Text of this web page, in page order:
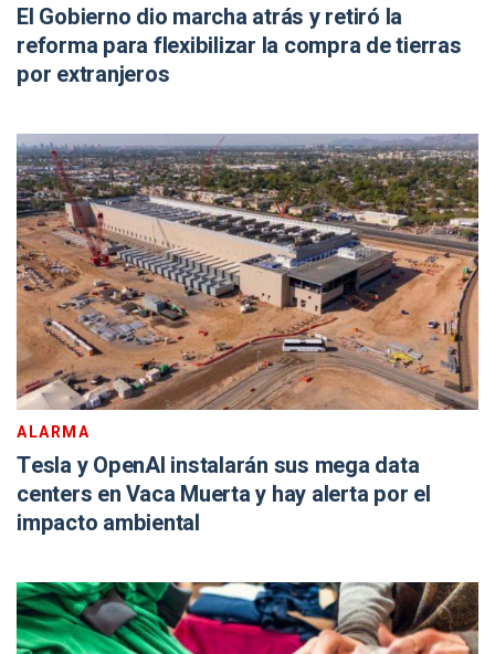
El Gobierno dio marcha atrás y retiró la
reforma para flexibilizar la compra de tierras
por extranjeros
ALARMA
Tesla y OpenAI instalarán sus mega data
centers en Vaca Muerta y hay alerta por el
impacto ambiental